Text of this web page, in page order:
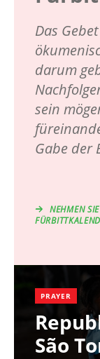
Das
darum
sein
Gabe der
NEHMEN
PRAYER
São